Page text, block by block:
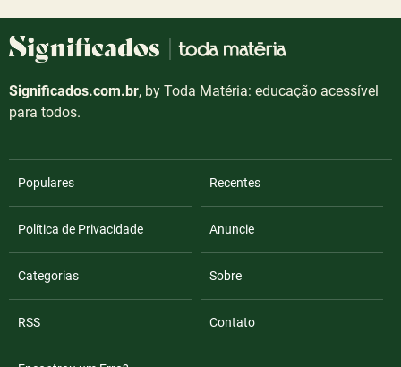
Significados.com.br, by Toda Matéria: educação acessível
para todos.
Populares Recentes
Política de Privacidade Anuncie
Categorias Sobre
RSS Contato